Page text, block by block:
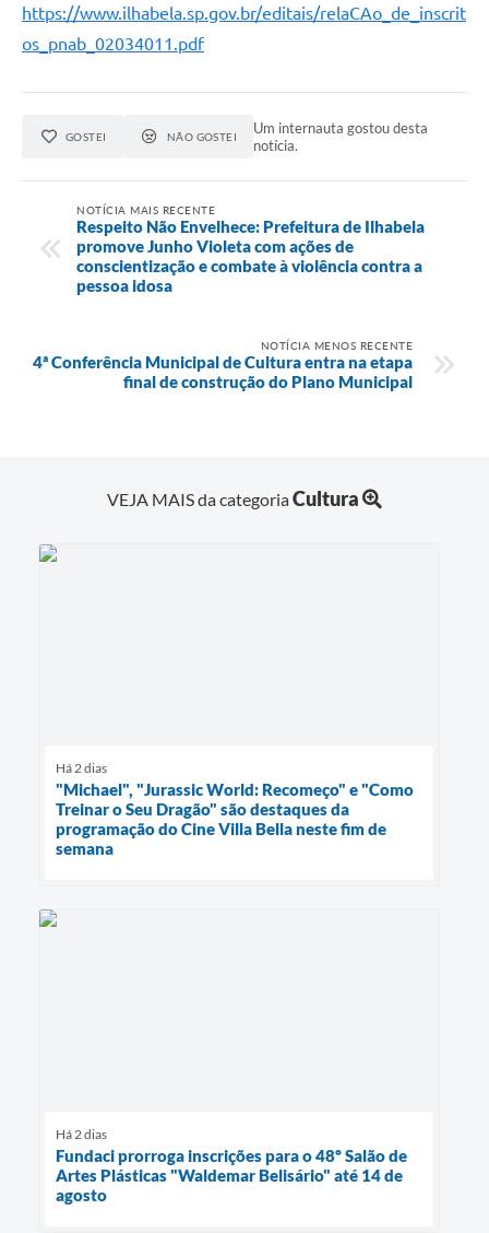
https://www.ilhabela.sp.gov.br/editais/relaCAo_de_inscrit
os_pnab_02034011.pdf
GOSTEI NÃO GOSTEI
Um internauta gostou desta
notícia.
NOTÍCIA MAIS RECENTE
Respeito Não Envelhece: Prefeitura de Ilhabela
promove Junho Violeta com ações de
conscientização e combate à violência contra a
pessoa idosa
NOTÍCIA MENOS RECENTE
4ª Conferência Municipal de Cultura entra na etapa
final de construção do Plano Municipal
VEJA MAIS da categoriaCultura
Há 2 dias
"Michael", "Jurassic World: Recomeço" e "Como
Treinar o Seu Dragão" são destaques da
programação do Cine Villa Bella neste fim de
semana
Há 2 dias
Fundaci prorroga inscrições para o 48º Salão de
Artes Plásticas "Waldemar Belisário" até 14 de
agosto